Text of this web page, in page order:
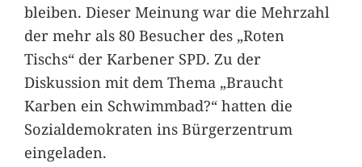
bleiben. Dieser Meinung war die Mehrzahl
der mehr als 80 Besucher des „Roten
Tischs“ der Karbener SPD. Zu der
Diskussion mit dem Thema „Braucht
Karben ein Schwimmbad?“ hatten die
Sozialdemokraten ins Bürgerzentrum
eingeladen.